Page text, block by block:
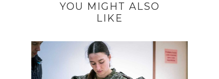
YOU MIGHT ALSO
LIKE